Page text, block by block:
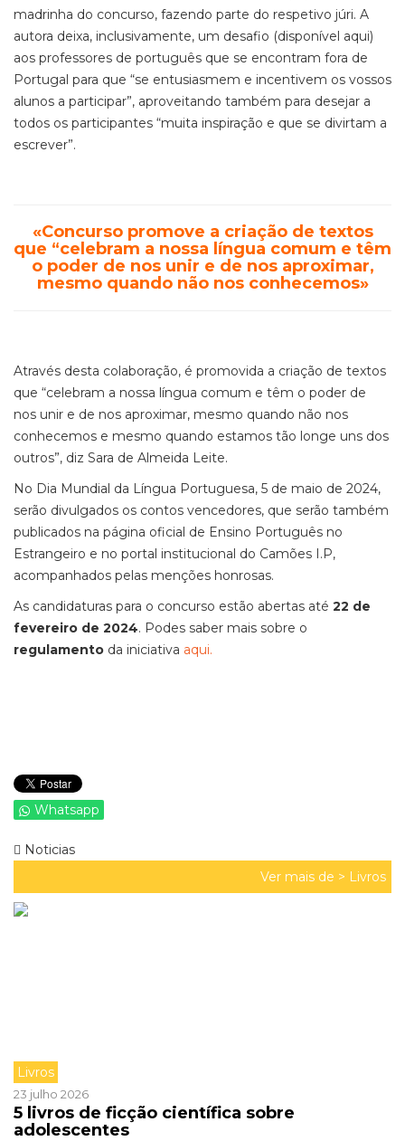
madrinha do concurso, fazendo parte do respetivo júri. A
autora deixa, inclusivamente, um desafio (disponível aqui)
aos professores de português que se encontram fora de
Portugal para que “se entusiasmem e incentivem os vossos
alunos a participar”, aproveitando também para desejar a
todos os participantes “muita inspiração e que se divirtam a
escrever”.
«Concurso promove a criação de textos
que “celebram a nossa língua comum e têm
o poder de nos unir e de nos aproximar,
mesmo quando não nos conhecemos»
Através desta colaboração, é promovida a criação de textos
que “celebram a nossa língua comum e têm o poder de
nos unir e de nos aproximar, mesmo quando não nos
conhecemos e mesmo quando estamos tão longe uns dos
outros”, diz Sara de Almeida Leite.
No Dia Mundial da Língua Portuguesa, 5 de maio de 2024,
serão divulgados os contos vencedores, que serão também
publicados na página oficial de Ensino Português no
Estrangeiro e no portal institucional do Camões I.P,
acompanhados pelas menções honrosas.
As candidaturas para o concurso estão abertas até 22 de
fevereiro de 2024. Podes saber mais sobre o
regulamento da iniciativa aqui.
Whatsapp
Noticias
Ver mais de > Livros
Livros
23 julho 2026
5 livros de ficção científica sobre
adolescentes